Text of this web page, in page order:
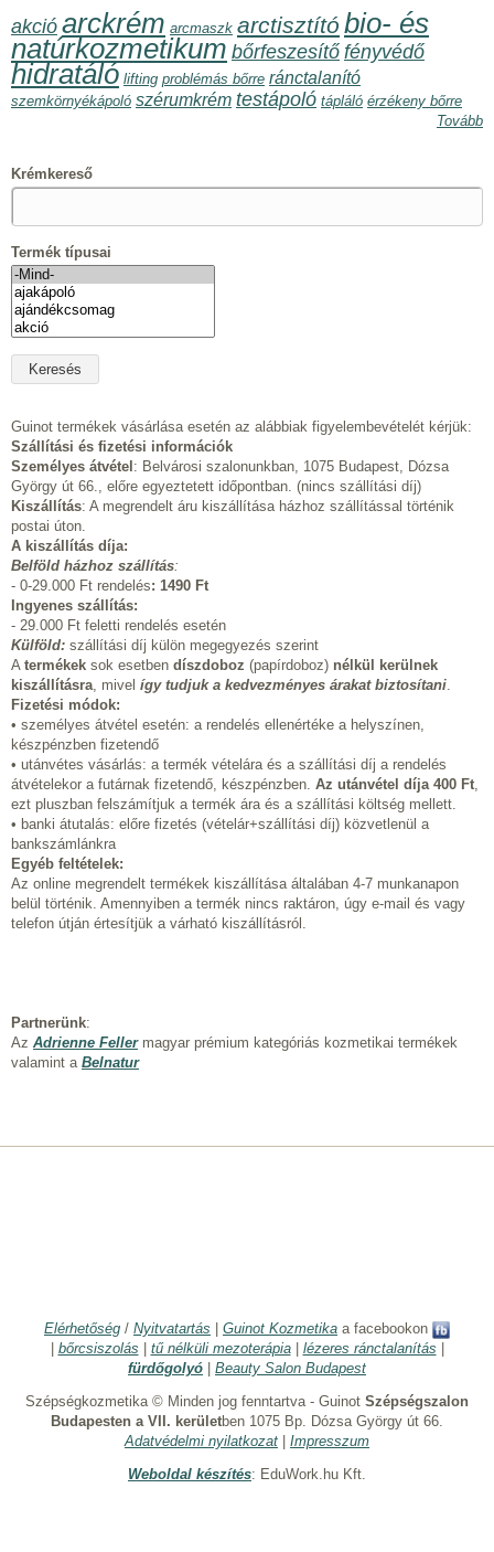
akció arckrém arcmaszk arctisztító bio- és
natúrkozmetikum bőrfeszesítő fényvédő
hidratáló lifting problémás bőrre ránctalanító
szemkörnyékápoló szérumkrém testápoló tápláló érzékeny bőrre
Tovább
Krémkereső
Termék típusai
Guinot termékek vásárlása esetén az alábbiak figyelembevételét kérjük:
Szállítási és fizetési információk
Személyes átvétel : Belvárosi szalonunkban, 1075 Budapest, Dózsa
György út 66., előre egyeztetett időpontban. (nincs szállítási díj)
Kiszállítás: A megrendelt áru kiszállítása házhoz szállítással történik
postai úton.
A kiszállítás díja:
Belföld házhoz szállítás:
- 0-29.000 Ft rendelés: 1490 Ft
Ingyenes szállítás:
- 29.000 Ft feletti rendelés esetén
Külföld: szállítási díj külön megegyezés szerint
A termékek sok esetben díszdoboz (papírdoboz) nélkül kerülnek
kiszállításra, mivel így tudjuk a kedvezményes árakat biztosítani.
Fizetési módok:
• személyes átvétel esetén: a rendelés ellenértéke a helyszínen,
készpénzben fizetendő
• utánvétes vásárlás: a termék vételára és a szállítási díj a rendelés
átvételekor a futárnak fizetendő, készpénzben. Az utánvétel díja 400 Ft,
ezt pluszban felszámítjuk a termék ára és a szállítási költség mellett.
• banki átutalás: előre fizetés (vételár+szállítási díj) közvetlenül a
bankszámlánkra
Egyéb feltételek:
Az online megrendelt termékek kiszállítása általában 4-7 munkanapon
belül történik. Amennyiben a termék nincs raktáron, úgy e-mail és vagy
telefon útján értesítjük a várható kiszállításról.
Partnerünk:
Az Adrienne Fellermagyar prémium kategóriás kozmetikai termékek
valamint a Belnatur
Elérhetőség / Nyitvatartás Guinot Kozmetika a facebookon
bőrcsiszolás tű nélküli mezoterápia| lézeres ránctalanítás
fürdőgolyó
Beauty Salon Budapest
Szépségkozmetika © Minden jog fenntartva - Guinot Szépségszalon
Budapesten a VII. kerületben 1075 Bp. Dózsa György út 66.
Adatvédelmi nyilatkozat
Impresszum
Weboldal készítés: EduWork.hu Kft.